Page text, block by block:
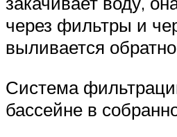
через фильтры и
выливается
Система
бассейне в